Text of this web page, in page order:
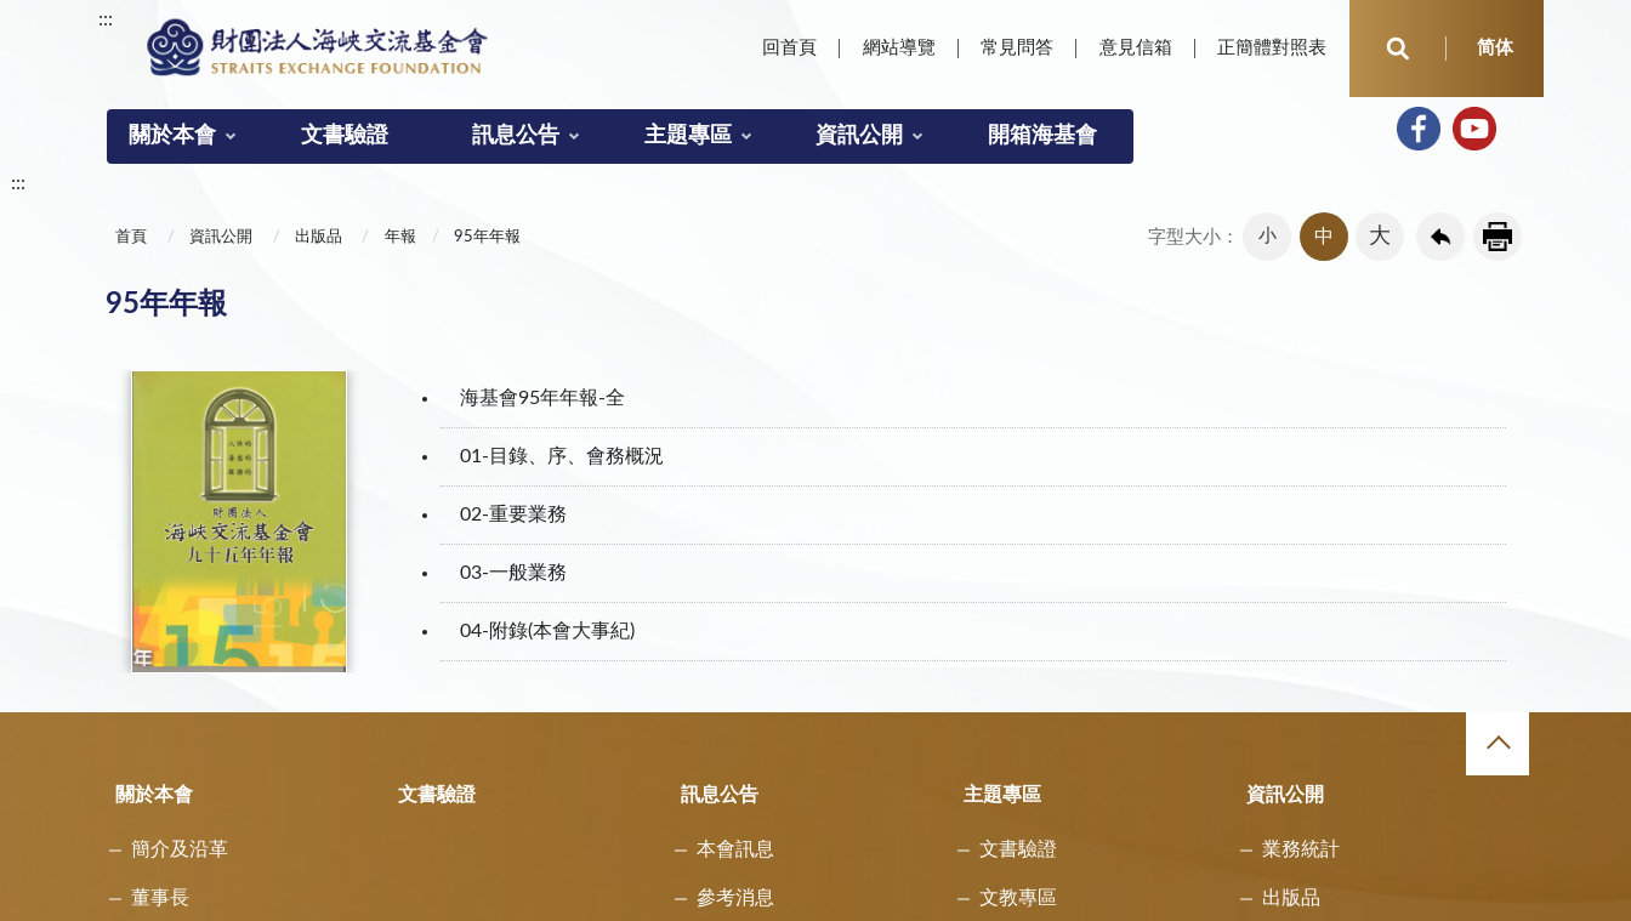
:::
回首頁 網站導覽 常見問答 意見信箱 正簡體對照表 简体
關於本會 文書驗證 訊息公告 主題專區 資訊公開 開箱海基會
:::
首頁 資訊公開 出版品 年報 95年年報 字型大小： 小 中 大
95年年報
海基會95年年報-全
01-目錄、序、會務概況
02-重要業務
03-一般業務
04-附錄(本會大事紀)
關於本會
簡介及沿革
董事長
文書驗證 訊息公告
本會訊息
參考消息
主題專區
文書驗證
文教專區
資訊公開
業務統計
出版品